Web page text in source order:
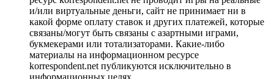
и/или виртуальные деньги, сайт не принимает ни в
какой форме оплату ставок и других платежей, которые
связаны/могут быть связаны с азартными играми,
букмекерами или тотализаторами. Какие-либо
материалы на информационном ресурсе
korrespondent.net публикуются исключительно в